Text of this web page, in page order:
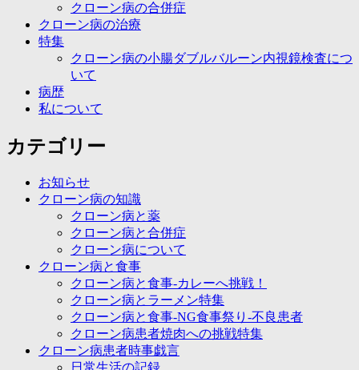
クローン病の合併症
クローン病の治療
特集
クローン病の小腸ダブルバルーン内視鏡検査につ
いて
病歴
私について
カテゴリー
お知らせ
クローン病の知識
クローン病と薬
クローン病と合併症
クローン病について
クローン病と食事
クローン病と食事-カレーへ挑戦！
クローン病とラーメン特集
クローン病と食事-NG食事祭り-不良患者
クローン病患者焼肉への挑戦特集
クローン病患者時事戯言